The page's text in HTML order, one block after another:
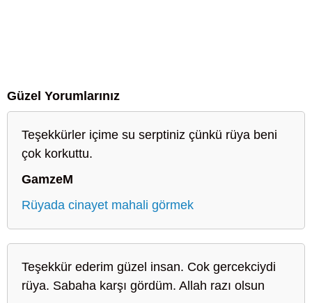
Güzel Yorumlarınız
Teşekkürler içime su serptiniz çünkü rüya beni
çok korkuttu.
GamzeM
Rüyada cinayet mahali görmek
Teşekkür ederim güzel insan. Cok gercekciydi
rüya. Sabaha karşı gördüm. Allah razı olsun